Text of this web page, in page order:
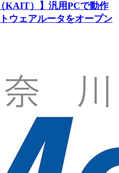
KAIT）】汎用PCで動作
ウェアルータをオープン